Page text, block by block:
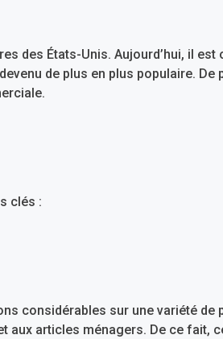
des États-Unis. Aujourd’hui, il est
de plus en plus populaire. De
clés :
considérables sur une variété de
aux articles ménagers. De ce fait,